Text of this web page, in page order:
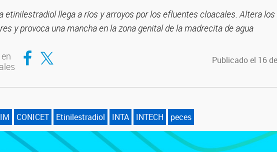
etinilestradiol llega a ríos y arroyos por los efluentes cloacales. Altera los
y provoca una mancha en la zona genital de la madrecita de agua
Compartir en Facebook
Compartir en Twitter Publicado el 16
CONICET Etinilestradiol INTA INTECH peces